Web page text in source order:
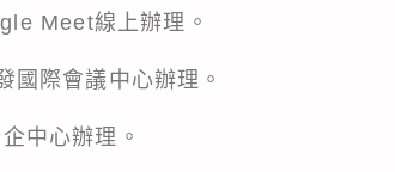
Meet線上辦理。
國際會議中心辦理。
中心辦理。